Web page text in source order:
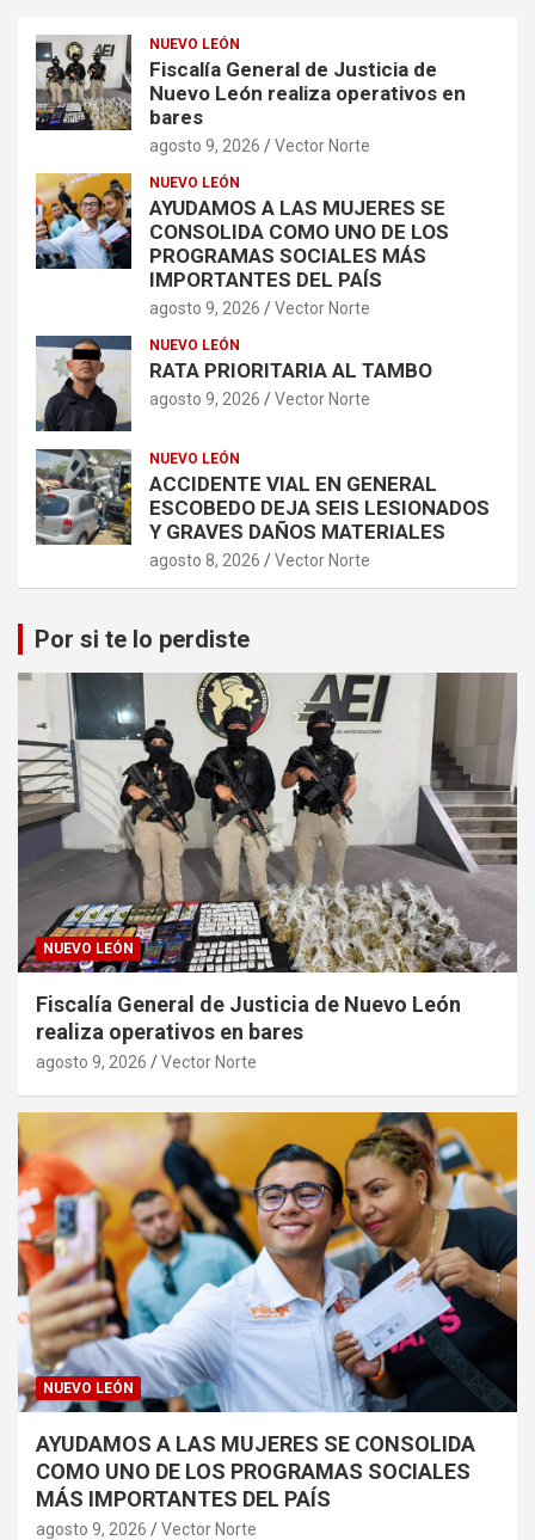
NUEVO LEÓN
Fiscalía General de Justicia de
Nuevo León realiza operativos en
bares
agosto 9, 2026 Vector Norte
NUEVO LEÓN
AYUDAMOS A LAS MUJERES SE
CONSOLIDA COMO UNO DE LOS
PROGRAMAS SOCIALES MÁS
IMPORTANTES DEL PAÍS
agosto 9, 2026 Vector Norte
NUEVO LEÓN
RATA PRIORITARIA AL TAMBO
agosto 9, 2026 Vector Norte
NUEVO LEÓN
ACCIDENTE VIAL EN GENERAL
ESCOBEDO DEJA SEIS LESIONADOS
Y GRAVES DAÑOS MATERIALES
agosto 8, 2026 Vector Norte
Por si te lo perdiste
NUEVO LEÓN
Fiscalía General de Justicia de Nuevo León
realiza operativos en bares
agosto 9, 2026 Vector Norte
NUEVO LEÓN
AYUDAMOS A LAS MUJERES SE CONSOLIDA
COMO UNO DE LOS PROGRAMAS SOCIALES
MÁS IMPORTANTES DEL PAÍS
agosto 9, 2026 Vector Norte